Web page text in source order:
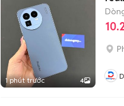
1 phút trước 4